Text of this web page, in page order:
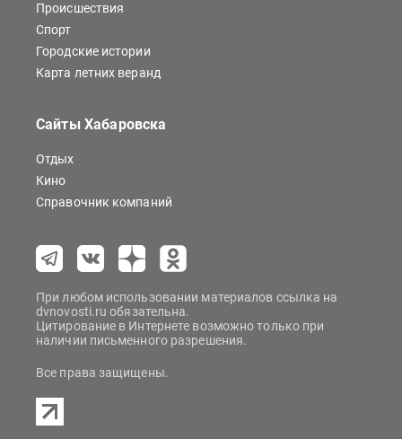
Происшествия
Спорт
Городские истории
Карта летних веранд
Сайты Хабаровска
Отдых
Кино
Справочник компаний
При любом использовании материалов ссылка на
dvnovosti.ru обязательна.
Цитирование в Интернете возможно только при
наличии письменного разрешения.
Все права защищены.